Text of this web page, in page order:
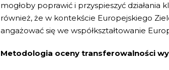
mogłoby poprawić i przyspieszyć
również, że w kontekście Europejskiego
angażować się we współkształtowanie
Metodologia oceny transferowalności